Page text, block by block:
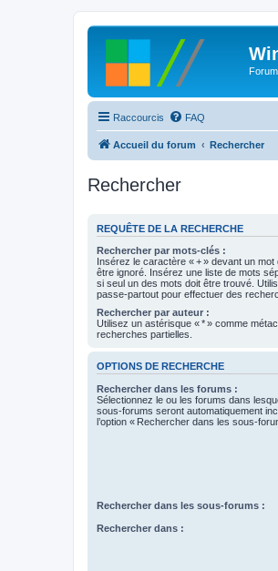
Raccourcis FAQ
Accueil du forum Rechercher
Rechercher
REQUÊTE DE LA RECHERCHE
Rechercher par mots-clés :
Insérez le caractère « + » devant un
être ignoré. Insérez une liste de mots
si seul un des mots doit être trouvé.
passe-partout pour effectuer des
Rechercher par auteur :
Utilisez un astérisque « * » comme
recherches partielles.
OPTIONS DE RECHERCHE
Rechercher dans les forums :
Sélectionnez le ou les forums dans
sous-forums seront automatiquement
l’option « Rechercher dans les sous-
Rechercher dans les sous-forums :
Rechercher dans :